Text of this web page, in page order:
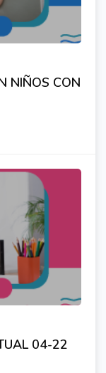
NIÑOS CON
04-22